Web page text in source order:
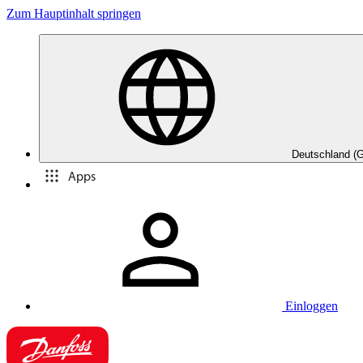
Zum Hauptinhalt springen
Deutschland
Apps
Einloggen